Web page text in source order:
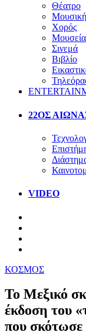
Θέατρο
Μουσική
Χορός
Μουσεία
Σινεμά
Βιβλίο
22ΟΣ
VIDEO
ΚΟΣΜΟΣ
Το Μεξικό
έκδοση του
που